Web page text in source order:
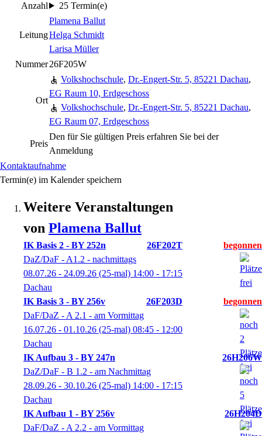
Anzahl
25 Termin(e)
Leitung
Plamena Ballut
Helga Schmidt
Larisa Müller
Nummer26F205W
Ort
Volkshochschule, Dr.-Engert-Str. 5, 85221 Dachau,
EG Raum 10, Erdgeschoss
Volkshochschule, Dr.-Engert-Str. 5, 85221 Dachau,
EG Raum 07, Erdgeschoss
Preis
Den für Sie gültigen Preis erfahren Sie bei der
Anmeldung
Kontaktaufnahme
Termin(e) im Kalender speichern
Weitere Veranstaltungen
von Plamena Ballut
IK Basis 2 - BY 252n
26F202T
DaZ/DaF - A1.2 - nachmittags
08.07.26 - 24.09.26 (25-mal) 14:00 - 17:15
Dachau
IK Basis 3 - BY 256v
26F203D
DaF/DaZ - A 2.1 - am Vormittag
16.07.26 - 01.10.26 (25-mal) 08:45 - 12:00
Dachau
IK Aufbau 3 - BY 247n
26H206W
DaZ/DaF - B 1.2 - am Nachmittag
28.09.26 - 30.10.26 (25-mal) 14:00 - 17:15
Dachau
IK Aufbau 1 - BY 256v
26H204D
DaF/DaZ - A 2.2 - am Vormittag